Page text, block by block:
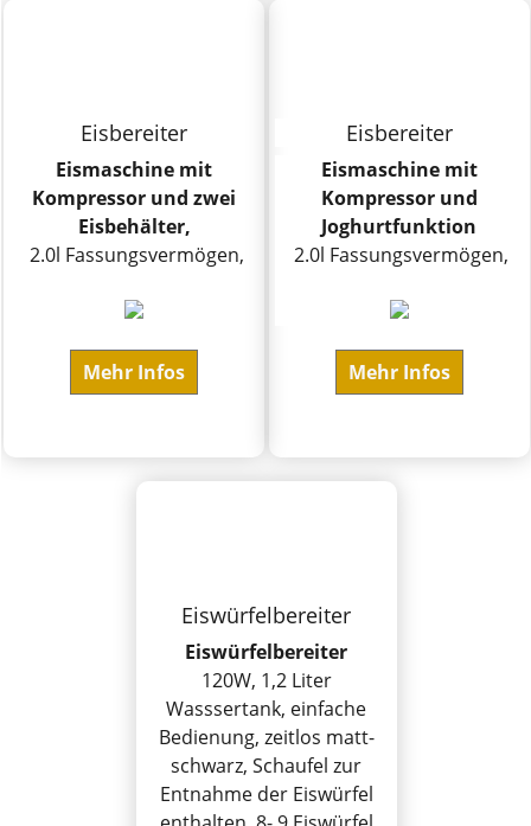
Eisbereiter
Eismaschine mit
Kompressor und zwei
Eisbehälter,
2.0l Fassungsvermögen,
Mehr Infos
Eisbereiter
Eismaschine mit
Kompressor und
Joghurtfunktion
2.0l Fassungsvermögen,
Mehr Infos
Eiswürfelbereiter
Eiswürfelbereiter
120W, 1,2 Liter
Wasssertank, einfache
Bedienung, zeitlos matt-
schwarz, Schaufel zur
Entnahme der Eiswürfel